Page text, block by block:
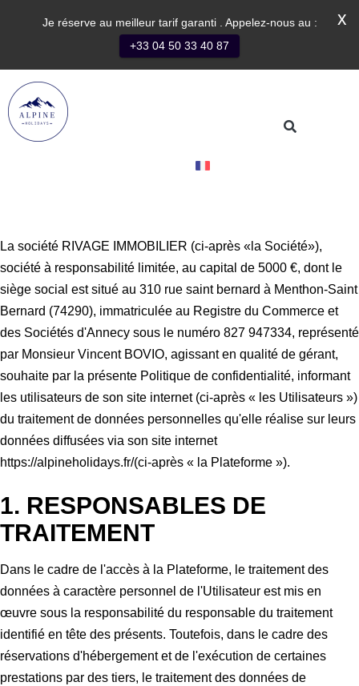
Je réserve au meilleur tarif garanti . Appelez-nous au :
+33 04 50 33 40 87
x
La société RIVAGE IMMOBILIER (ci-après «la Société»),
société à responsabilité limitée, au capital de 5000 €, dont le
siège social est situé au 310 rue saint bernard à Menthon-Saint
Bernard (74290), immatriculée au Registre du Commerce et
des Sociétés d'Annecy sous le numéro 827 947334, représenté
par Monsieur Vincent BOVIO, agissant en qualité de gérant,
souhaite par la présente Politique de confidentialité, informant
les utilisateurs de son site internet (ci-après « les Utilisateurs »)
du traitement de données personnelles qu'elle réalise sur leurs
données diffusées via son site internet
https://alpineholidays.fr/(ci-après « la Plateforme »).
1. RESPONSABLES DE
TRAITEMENT
Dans le cadre de l'accès à la Plateforme, le traitement des
données à caractère personnel de l'Utilisateur est mis en
œuvre sous la responsabilité du responsable du traitement
identifié en tête des présents. Toutefois, dans le cadre des
réservations d'hébergement et de l'exécution de certaines
prestations par des tiers, le traitement des données de